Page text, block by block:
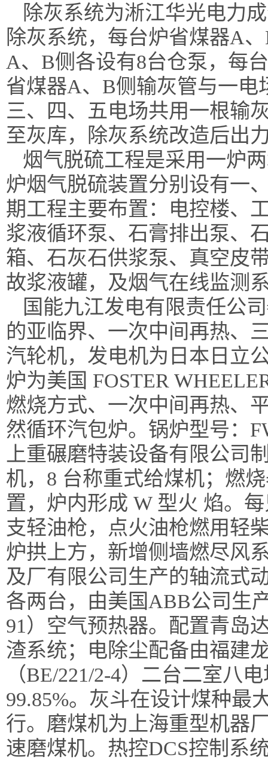
除灰系统为淅江华光电力
除灰系统，每台炉省煤器A
A、B侧各设有8台仓泵，每
省煤器A、B侧输灰管与一
三、四、五电场共用一根输
至灰库，除灰系统改造后出
烟气脱硫工程是采用一炉
炉烟气脱硫装置分别设有一
期工程主要布置：电控楼、
浆液循环泵、石膏排出泵、
箱、石灰石供浆泵、真空皮
故浆液罐，及烟气在线监测
国能九江发电有限责任公司
的亚临界、一次中间再热、
汽轮机，发电机为日本日立
炉为美国 FOSTER
燃烧方式、一次中间再热、
然循环汽包炉。锅炉型号：
上重碾磨特装设备有限公司
机，8 台称重式给煤机；燃
置，炉内形成 W 型火 焰。
支轻油枪，点火油枪燃用轻
炉拱上方，新增侧墙燃尽风
及厂有限公司生产的轴流式
各两台，由美国ABB公司生
91）空气预热器。配置青岛
渣系统；电除尘配备由福建
（BE/221/2-4）二台二室八
99.85%。灰斗在设计煤种最
行。磨煤机为上海重型机器
速磨煤机。热控DCS控制系